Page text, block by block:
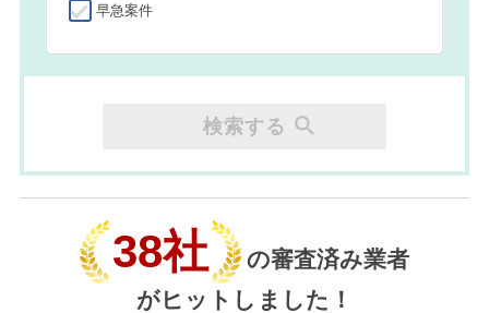
早急案件
検索する
38社
の審査済み業者
がヒットしました！